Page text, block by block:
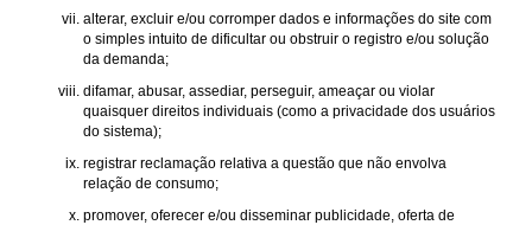
alterar, excluir e/ou corromper dados e informações do site com
o simples intuito de dificultar ou obstruir o registro e/ou solução
da demanda;
difamar, abusar, assediar, perseguir, ameaçar ou violar
quaisquer direitos individuais (como a privacidade dos usuários
do sistema);
registrar reclamação relativa a questão que não envolva
relação de consumo;
promover, oferecer e/ou disseminar publicidade, oferta de